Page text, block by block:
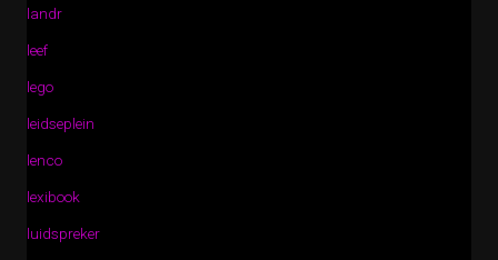
landr
leef
lego
leidseplein
lenco
lexibook
luidspreker